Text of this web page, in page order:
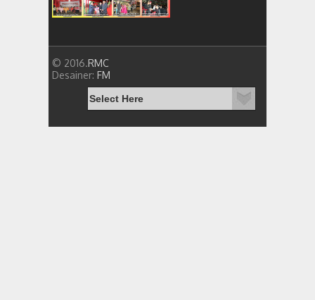
© 2016.RMC
Desainer: FM